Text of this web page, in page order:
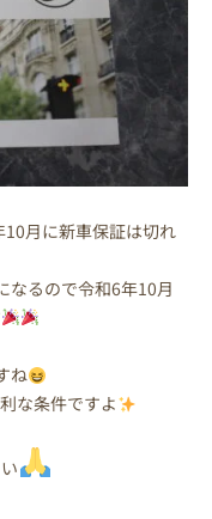
月に新車保証は切れ
なるので令和6年10月
ね
な条件ですよ